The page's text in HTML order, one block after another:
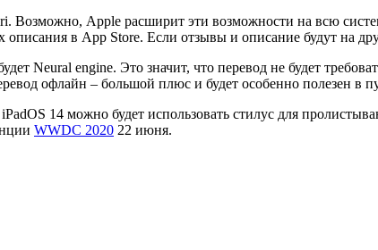
Возможно, Apple расширит эти возможности на всю
в App Store. Если отзывы и описание будут на
Neural engine. Это значит, что перевод не будет
офлайн – большой плюс и будет особенно полезен в
14 можно будет использовать стилус для
WWDC 2020 22 июня.